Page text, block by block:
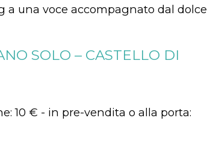
una voce accompagnato dal dolce
SOLO – CASTELLO DI
10 € - in pre-vendita o alla porta: